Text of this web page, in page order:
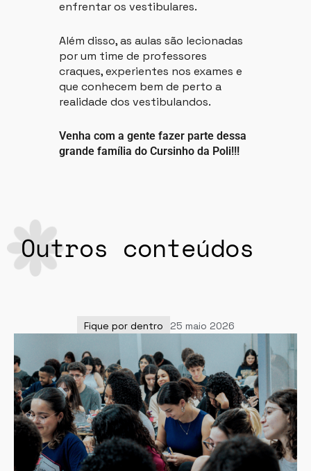
enfrentar os vestibulares.
Além disso, as aulas são lecionadas
por um time de professores
craques, experientes nos exames e
que conhecem bem de perto a
realidade dos vestibulandos.
Venha com a gente fazer parte dessa
grande família do Cursinho da Poli!!!
Outros conteúdos
Fique por dentro 25 maio 2026